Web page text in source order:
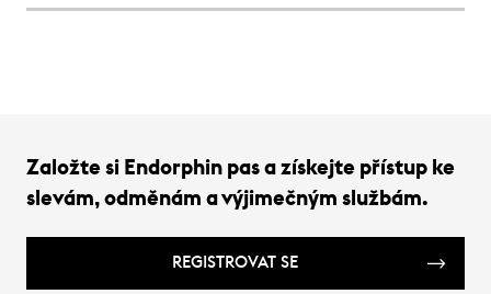
Založte si Endorphin pas a získejte přístup ke
slevám, odměnám a výjimečným službám.
REGISTROVAT SE